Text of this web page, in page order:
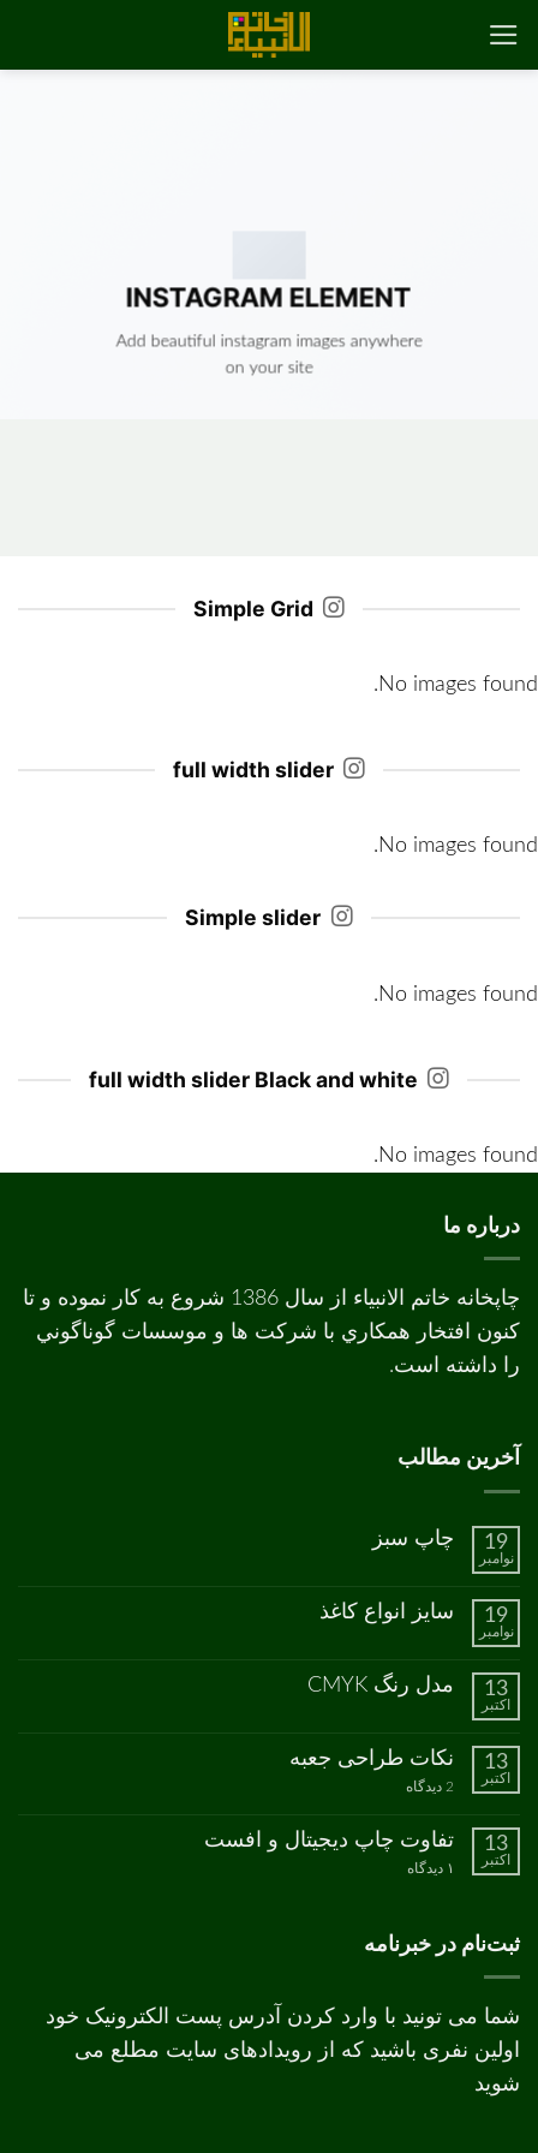
INSTAGRAM ELEMENT
Add beautiful instagram images anywhere
on your site
Simple Grid
No images found.
full width slider
No images found.
Simple slider
No images found.
full width slider Black and white
No images found.
درباره ما
چاپخانه خاتم الانبیاء از سال 1386 شروع به کار نموده و تا
کنون افتخار همکاري با شرکت ها و موسسات گوناگوني
را داشته است.
آخرین مطالب
19
نوامبر
چاپ سبز
برای
چاپ
ثبت
نشده
19
نوامبر
سایز انواع کاغذ
سایز
نشده
13
اکتبر
مدل رنگ CMYK
برای
مدل
رنگ
CMYK
ثبت
نشده
13
اکتبر
نکات طراحی جعبه
2 دیدگاه
برای
جعبه
13
اکتبر
تفاوت چاپ دیجیتال و افست
۱ دیدگاه
برای
افست
ثبت‌نام در خبرنامه
شما می تونید با وارد کردن آدرس پست الکترونیک خود
اولین نفری باشید که از رویدادهای سایت مطلع می
شوید